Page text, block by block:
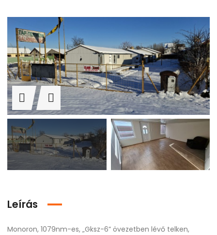
Leírás
Monoron, 1079nm-es, „Gksz-6” övezetben lévő telken,